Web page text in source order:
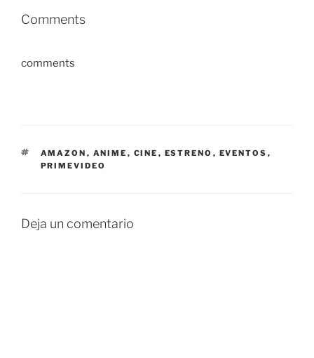
Comments
comments
ETIQUETAS
AMAZON , ANIME , CINE , ESTRENO , EVENTOS ,
PRIMEVIDEO
Deja un comentario